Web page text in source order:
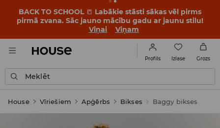
BACK TO SCHOOL 📒 Labākie stāsti sākas vēl pirms
pirmā zvana. Sāc jauno mācību gadu ar jaunu stilu!
Viņai
Viņam
Profils Izlase Grozs
Meklēt
House Vīriešiem Apģērbs Bikses Baggy bikses